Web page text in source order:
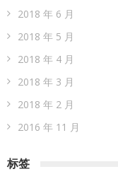
2018 年 6 月
2018 年 5 月
2018 年 4 月
2018 年 3 月
2018 年 2 月
2016 年 11 月
标签